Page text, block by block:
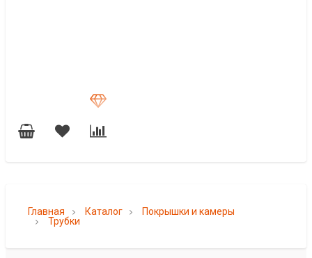
Главная Каталог
Покрышки и камеры
Трубки